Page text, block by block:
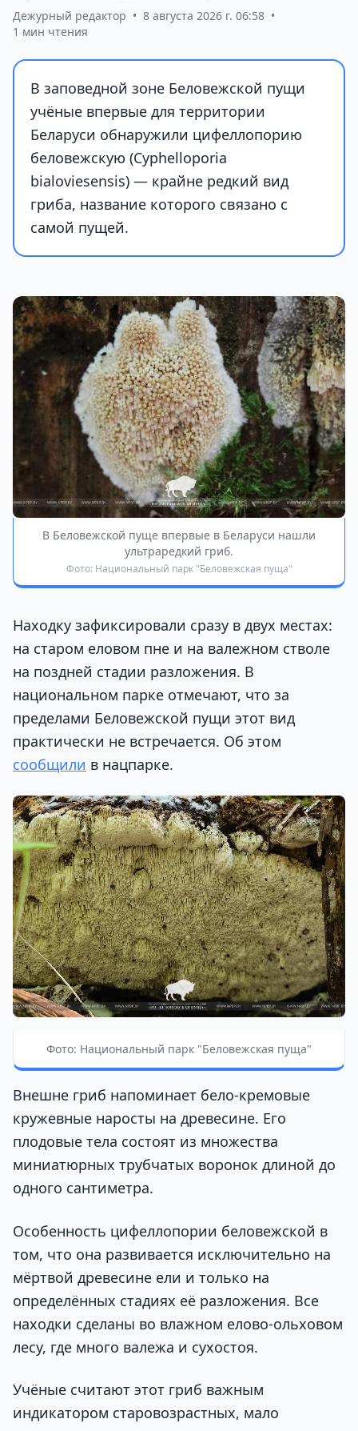
Дежурный редактор • 8 августа 2026 г. 06:58 •
1 мин чтения
В заповедной зоне Беловежской пущи
учёные впервые для территории
Беларуси обнаружили цифеллопорию
беловежскую (Cyphelloporia
bialoviesensis) — крайне редкий вид
гриба, название которого связано с
самой пущей.
В Беловежской пуще впервые в Беларуси нашли
ультраредкий гриб.
Фото: Национальный парк "Беловежская пуща"
Находку зафиксировали сразу в двух местах:
на старом еловом пне и на валежном стволе
на поздней стадии разложения. В
национальном парке отмечают, что за
пределами Беловежской пущи этот вид
практически не встречается. Об этом
сообщили в нацпарке.
Фото: Национальный парк "Беловежская пуща"
Внешне гриб напоминает бело-кремовые
кружевные наросты на древесине. Его
плодовые тела состоят из множества
миниатюрных трубчатых воронок длиной до
одного сантиметра.
Особенность цифеллопории беловежской в
том, что она развивается исключительно на
мёртвой древесине ели и только на
определённых стадиях её разложения. Все
находки сделаны во влажном елово-ольховом
лесу, где много валежа и сухостоя.
Учёные считают этот гриб важным
индикатором старовозрастных, мало